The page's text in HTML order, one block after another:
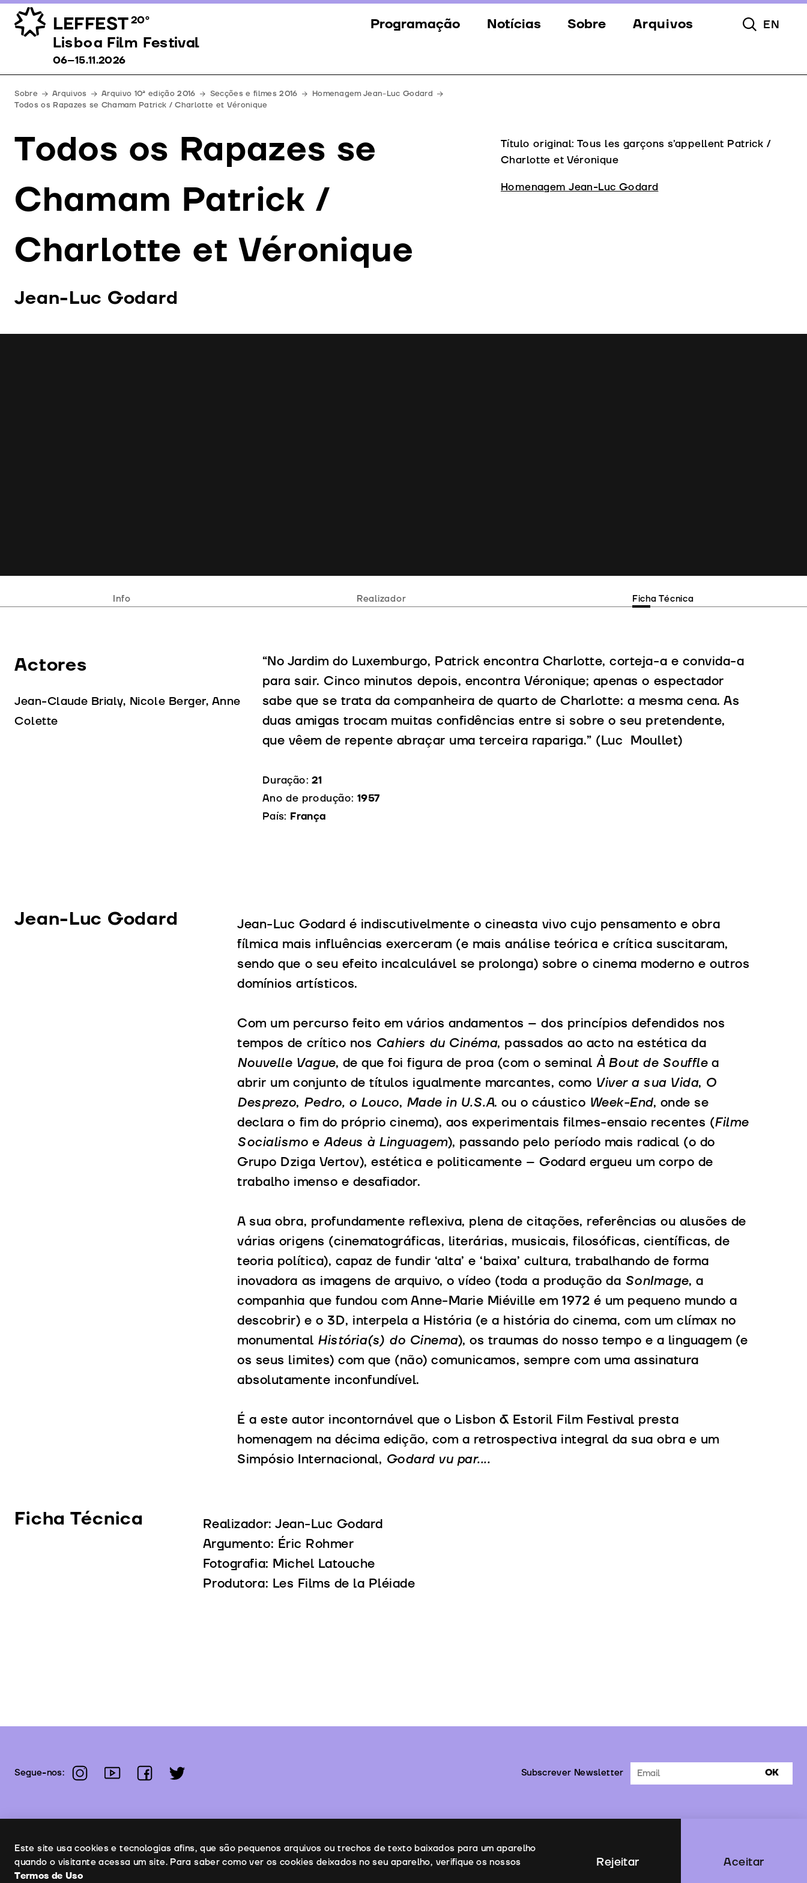
LEFFEST20º
Lisboa Film Festival 06–15.11.2026
Programação
Eventos
Júri
Notícias Sobre
Equipa
Downloads
Contactos
Arquivos Pesquisar
EN
Lisboa Film Festival
06–15.11.2026
Sobre Arquivos Arquivo 10ª edição 2016 Secções e filmes 2016
Homenagem Jean-Luc Godard
Todos os Rapazes se Chamam Patrick / Charlotte et Véronique
Todos os Rapazes se
Chamam Patrick /
Charlotte et Véronique
Jean-Luc Godard
Título original: Tous les garçons s’appellent Patrick /
Charlotte et Véronique
Homenagem Jean-Luc Godard
Info Realizador Ficha Técnica
Actores
Jean-Claude Brialy, Nicole Berger, Anne
Colette
“No Jardim do Luxemburgo, Patrick encontra Charlotte, corteja-a e convida-a
para sair. Cinco minutos depois, encontra Véronique; apenas o espectador
sabe que se trata da companheira de quarto de Charlotte: a mesma cena. As
duas amigas trocam muitas confidências entre si sobre o seu pretendente,
que vêem de repente abraçar uma terceira rapariga.” (Luc Moullet)
Duração:21
Ano de produção: 1957
País: França
Jean-Luc Godard
Jean-Luc Godard é indiscutivelmente o cineasta vivo cujo pensamento e obra
fílmica mais influências exerceram (e mais análise teórica e crítica suscitaram,
sendo que o seu efeito incalculável se prolonga) sobre o cinema moderno e outros
domínios artísticos.
Com um percurso feito em vários andamentos – dos princípios defendidos nos
tempos de crítico nos Cahiers du Cinéma, passados ao acto na estética da
Nouvelle Vague, de que foi figura de proa (com o seminal À Bout de Soufflea
abrir um conjunto de títulos igualmente marcantes, como Viver a sua Vida, O
Desprezo, Pedro, o Louco, Made in U.S.A. ou o cáustico Week-End, onde se
declara o fim do próprio cinema), aos experimentais filmes-ensaio recentes (Filme
Socialismo eAdeus à Linguagem), passando pelo período mais radical (o do
Grupo Dziga Vertov), estética e politicamente – Godard ergueu um corpo de
trabalho imenso e desafiador.
A sua obra, profundamente reflexiva, plena de citações, referências ou alusões de
várias origens (cinematográficas, literárias, musicais, filosóficas, científicas, de
teoria política), capaz de fundir ‘alta’ e ‘baixa’ cultura, trabalhando de forma
inovadora as imagens de arquivo, o vídeo (toda a produção da SonImage, a
companhia que fundou com Anne-Marie Miéville em 1972 é um pequeno mundo a
descobrir) e o 3D, interpela a História (e a história do cinema, com um clímax no
monumental História(s) do Cinema), os traumas do nosso tempo e a linguagem (e
os seus limites) com que (não) comunicamos, sempre com uma assinatura
absolutamente inconfundível.
É a este autor incontornável que o Lisbon & Estoril Film Festival presta
homenagem na décima edição, com a retrospectiva integral da sua obra e um
Simpósio Internacional, Godard vu par....
Ficha Técnica
Realizador: Jean-Luc Godard
Argumento: Éric Rohmer
Fotografia: Michel Latouche
Produtora: Les Films de la Pléiade
Segue-nos: instagramyoutubefacebooktwitter Subscrever Newsletter OK
Copyright © 2026 | Leopardo Filmes
Uso de cookies
Este site usa cookies e tecnologias afins, que são pequenos arquivos ou trechos de texto baixados para um aparelho
quando o visitante acessa um site. Para saber como ver os cookies deixados no seu aparelho, verifique os nossos
Termos de Uso
Aceitar
Rejeitar